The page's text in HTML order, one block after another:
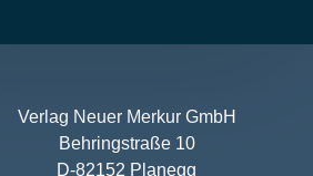
Verlag Neuer Merkur GmbH
Behringstraße 10
D-82152 Planegg